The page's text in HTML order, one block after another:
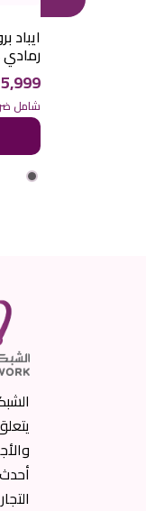
رمادي M4
5,999
شامل